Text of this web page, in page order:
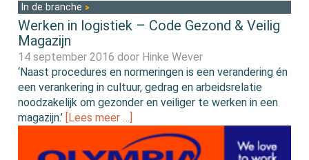
In de branche
Werken in logistiek – Code Gezond & Veilig
Magazijn
14 september 2016 door Hinke Wever
‘Naast procedures en normeringen is een verandering én
een verankering in cultuur, gedrag en arbeidsrelatie
noodzakelijk om gezonder en veiliger te werken in een
magazijn.’ [Lees meer …]